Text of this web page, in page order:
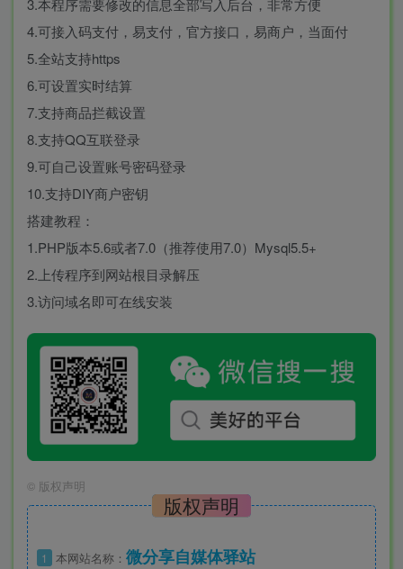
3.本程序需要修改的信息全部写入后台，非常方便
4.可接入码支付，易支付，官方接口，易商户，当面付
5.全站支持https
6.可设置实时结算
7.支持商品拦截设置
8.支持QQ互联登录
9.可自己设置账号密码登录
10.支持DIY商户密钥
搭建教程：
1.PHP版本5.6或者7.0（推荐使用7.0）Mysql5.5+
2.上传程序到网站根目录解压
3.访问域名即可在线安装
© 版权声明
版权声明
1 本网站名称： 微分享自媒体驿站